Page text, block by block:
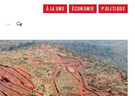
À LA UNE ÉCONOMIE POLITIQUE